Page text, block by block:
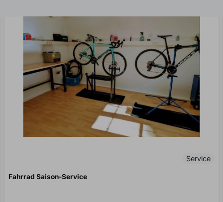
Service
Fahrrad Saison-Service